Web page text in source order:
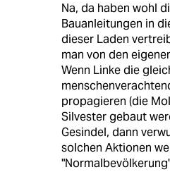
Na, da haben wohl
Bauanleitungen in
dieser Laden
man von den
Wenn Linke die
propagieren (die
Silvester gebaut
Gesindel, dann
solchen Aktionen